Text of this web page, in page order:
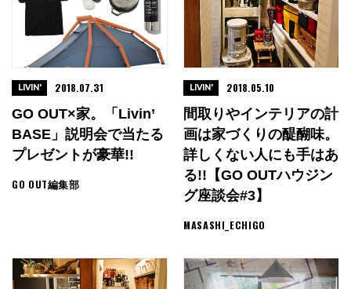
GO OUT×家。「Livin’
BASE」説明会で当たる
プレゼントが豪華!!
GO OUT編集部
LIVIN' 2018.07.31
間取りやインテリアの計
画は家づくりの醍醐味。
詳しくない人にも手はあ
る!!【GO OUTハウジン
グ座談会#3】
MASASHI_ECHIGO
LIVIN' 2018.05.10